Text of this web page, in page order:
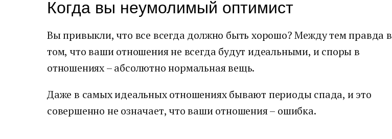
Когда вы неумолимый оптимист
Вы привыкли, что все всегда должно быть хорошо? Между тем правда в
том, что ваши отношения не всегда будут идеальными, и споры в
отношениях – абсолютно нормальная вещь.
Даже в самых идеальных отношениях бывают периоды спада, и это
совершенно не означает, что ваши отношения – ошибка.